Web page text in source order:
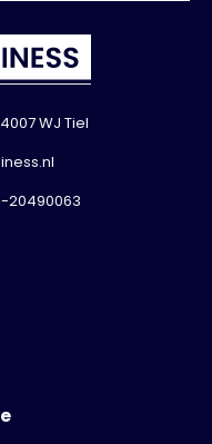
WJ Tiel
20490063